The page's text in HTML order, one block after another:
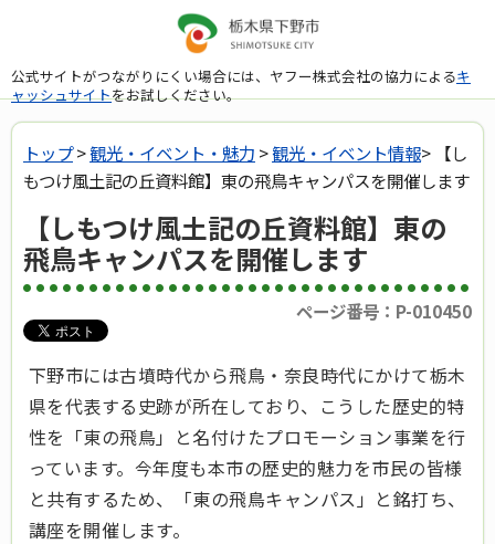
公式サイトがつながりにくい場合には、ヤフー株式会社の協力によるキ
ャッシュサイトをお試しください。
トップ>観光・イベント・魅力 >観光・イベント情報> 【し
もつけ風土記の丘資料館】東の飛鳥キャンパスを開催します
【しもつけ風土記の丘資料館】東の
飛鳥キャンパスを開催します
ページ番号：P-010450
下野市には古墳時代から飛鳥・奈良時代にかけて栃木
県を代表する史跡が所在しており、こうした歴史的特
性を「東の飛鳥」と名付けたプロモーション事業を行
っています。今年度も本市の歴史的魅力を市民の皆様
と共有するため、「東の飛鳥キャンパス」と銘打ち、
講座を開催します。